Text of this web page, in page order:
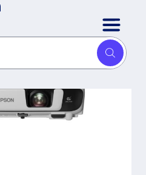
EPSON Powerlite W52+ -
ANSI, 3LCD, WXGA